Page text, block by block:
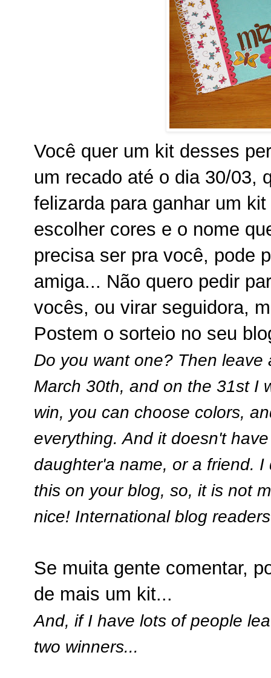
Você quer um kit desses
um recado até o dia 30/03,
felizarda para ganhar um
escolher cores e o nome
precisa ser pra você, pode
amiga... Não quero pedir
vocês, ou virar seguidora,
Postem o sorteio no seu
Do you want one? Then
March 30th, and on the 31st I
win, you can choose colors,
everything. And it doesn't
daughter'a name, or a friend.
this on your blog, so, it is not
nice! International blog
Se muita gente comentar,
de mais um kit...
And, if I have lots of people
two winners...